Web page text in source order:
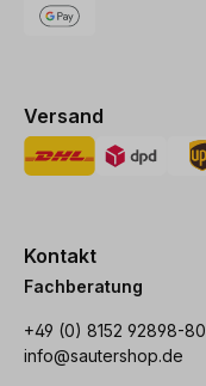
Versand
Kontakt
Fachberatung
+49 (0) 8152 92898-80
info@sautershop.de